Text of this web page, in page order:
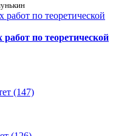
по теоретической
(147)